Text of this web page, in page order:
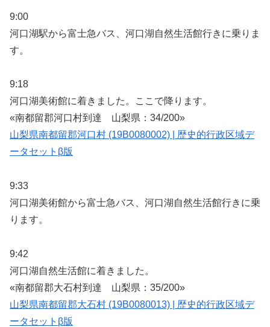
9:00
河口湖駅から富士急バス、河口湖自然生活館行きに乗りま
す。
9:18
河口湖美術館に着きました。ここで降ります。
«南都留郡河口村到達 山梨県：34/200»
山梨県南都留郡河口村 (19B0080002) | 歴史的行政区域デ
ータセットβ版
9:33
河口湖美術館から富士急バス、河口湖自然生活館行きに乗
ります。
9:42
河口湖自然生活館に着きました。
«南都留郡大石村到達 山梨県：35/200»
山梨県南都留郡大石村 (19B0080013) | 歴史的行政区域デ
ータセットβ版